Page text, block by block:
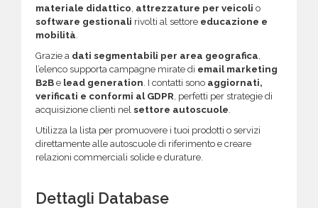
materiale didattico, attrezzature per veicoli o
software gestionali rivolti al settore educazione e
mobilità.
Grazie a dati segmentabili per area geografica,
l’elenco supporta campagne mirate di email marketing
B2B e lead generation. I contatti sono aggiornati,
verificati e conformi al GDPR, perfetti per strategie di
acquisizione clienti nel settore autoscuole.
Utilizza la lista per promuovere i tuoi prodotti o servizi
direttamente alle autoscuole di riferimento e creare
relazioni commerciali solide e durature.
Dettagli Database